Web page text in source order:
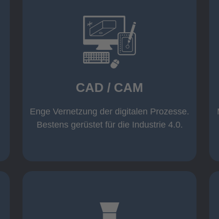
CAD / CAM
Enge Vernetzung der digitalen Prozesse.
Bestens gerüstet für die Industrie 4.0.
CAD / CAM
Einsatz moderner CAD/CAM
Inventor und AutoCAD
Datenübernahme aus der
Warenwirtschaft
mehr erfahren